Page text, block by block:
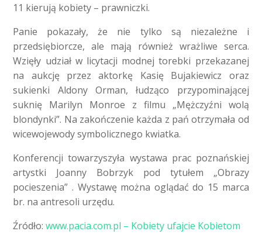
11 kierują kobiety – prawniczki.
Panie pokazały, że nie tylko są niezależne i
przedsiębiorcze, ale mają również wrażliwe serca.
Wzięły udział w licytacji modnej torebki przekazanej
na aukcję przez aktorkę Kasię Bujakiewicz oraz
sukienki Aldony Orman, łudząco przypominającej
suknię Marilyn Monroe z filmu „Mężczyźni wolą
blondynki”. Na zakończenie każda z pań otrzymała od
wicewojewody symbolicznego kwiatka.
Konferencji towarzyszyła wystawa prac poznańskiej
artystki Joanny Bobrzyk pod tytułem „Obrazy
pocieszenia” . Wystawę można oglądać do 15 marca
br. na antresoli urzędu.
Źródło:www.pacia.com.pl – Kobiety ufajcie Kobietom